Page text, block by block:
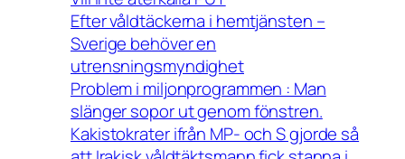
Efter våldtäckerna i hemtjänsten –
Sverige behöver en
utrensningsmyndighet
Problem i miljonprogrammen : Man
slänger sopor ut genom fönstren.
Kakistokrater ifrån MP- och S gjorde så